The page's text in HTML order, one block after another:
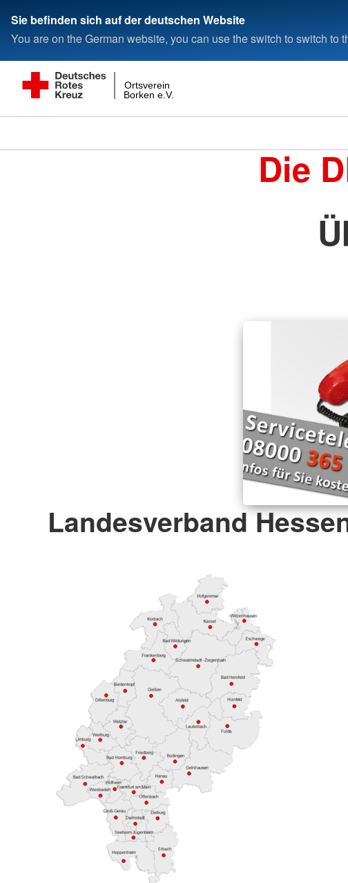
Sie befinden sich auf der deutschen Website
You are on the German website, you can use the switch to switch to
Borken e.V.
Ortsverein
Die
Landesverband